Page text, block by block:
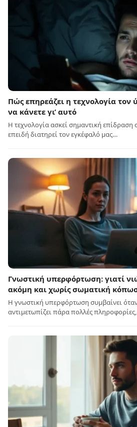
Πώς επηρεάζει η τεχνολογία τον
να κάνετε γι’ αυτό
Η τεχνολογία ασκεί σημαντική
επειδή διατηρεί τον εγκέφαλό μας…
Γνωστική υπερφόρτωση: γιατί
ακόμη και χωρίς σωματική
Η γνωστική υπερφόρτωση συμβαίνει
αντιμετωπίζει πάρα πολλές